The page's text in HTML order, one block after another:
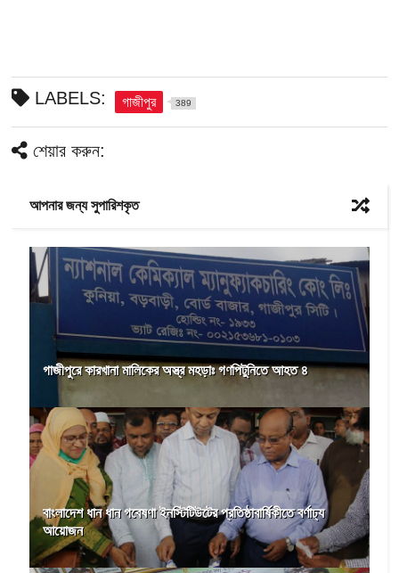
LABELS: গাজীপুর 389
শেয়ার করুন:
আপনার জন্য সুপারিশকৃত
গাজীপুরে কারখানা মালিকের অস্ত্র মহড়াঃ গণপিটুনিতে আহত ৪
বাংলাদেশ ধান ধান গবেষণা ইনস্টিটিউটের প্রতিষ্ঠাবার্ষিকীতে বর্ণাঢ্য
আয়োজন